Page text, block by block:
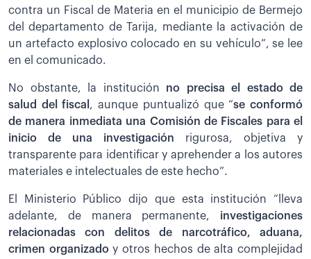
contra un Fiscal de Materia en el municipio de Bermejo
del departamento de Tarija, mediante la activación de
un artefacto explosivo colocado en su vehículo”, se lee
en el comunicado.
No obstante, la institución no precisa el estado de
salud del fiscal , aunque puntualizó que “se conformó
de manera inmediata una Comisión de Fiscales para el
inicio de una investigación rigurosa, objetiva y
transparente para identificar y aprehender a los autores
materiales e intelectuales de este hecho”.
El Ministerio Público dijo que esta institución “lleva
adelante, de manera permanente, investigaciones
relacionadas con delitos de narcotráfico, aduana,
crimen organizadoy otros hechos de alta complejidad